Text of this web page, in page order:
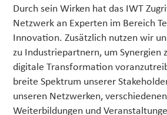
Durch sein Wirken hat das IWT
Netzwerk an Experten im Bereich
Innovation. Zusätzlich nutzen wir
zu Industriepartnern, um Synergien
digitale Transformation
breite Spektrum unserer
unseren Netzwerken,
Weiterbildungen und